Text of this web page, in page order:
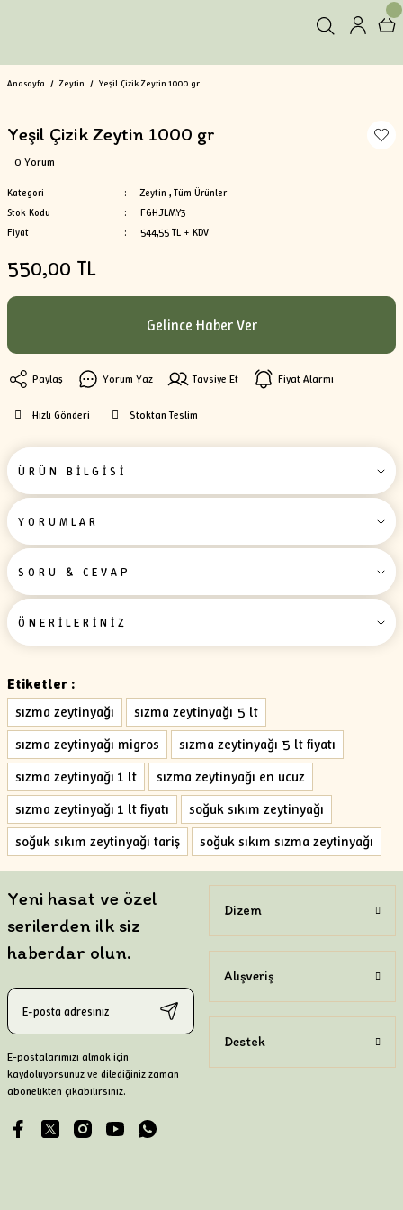
Anasayfa Zeytin Yeşil Çizik Zeytin 1000 gr
Yeşil Çizik Zeytin 1000 gr
0 Yorum
Kategori Zeytin , Tüm Ürünler
Stok Kodu
FGHJLMY3
Fiyat
544,55 TL + KDV
550,00 TL
Gelince Haber Ver
Paylaş Yorum Yaz Tavsiye Et Fiyat Alarmı
Hızlı Gönderi Stoktan Teslim
ÜRÜN BİLGİSİ
YORUMLAR
SORU & CEVAP
ÖNERİLERİNİZ
Etiketler :
sızma zeytinyağı
sızma zeytinyağı 5 lt
sızma zeytinyağı migros
sızma zeytinyağı 5 lt fiyatı
sızma zeytinyağı 1 lt
sızma zeytinyağı en ucuz
sızma zeytinyağı 1 lt fiyatı
soğuk sıkım zeytinyağı
soğuk sıkım zeytinyağı tariş
soğuk sıkım sızma zeytinyağı
Yeni hasat ve özel
serilerden ilk siz
haberdar olun.
E-postalarımızı almak için
kaydoluyorsunuz ve dilediğiniz zaman
abonelikten çıkabilirsiniz.
Dizem
Alışveriş
Destek